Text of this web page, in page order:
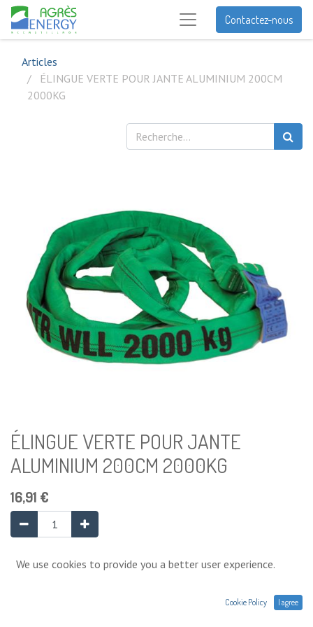
Contactez-nous
Articles
ÉLINGUE VERTE POUR JANTE ALUMINIUM 200CM
2000KG
ÉLINGUE VERTE POUR JANTE
ALUMINIUM 200CM 2000KG
16,91 €
Ajouter au panier
We use cookies to provide you a better user experience.
Cookie Policy I agree